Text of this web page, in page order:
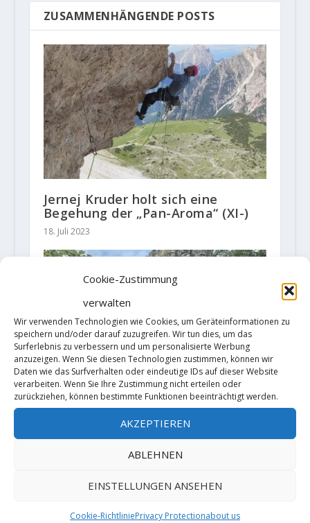
Cookie-Zustimmung
verwalten
Wir verwenden Technologien wie Cookies, um Geräteinformationen zu
speichern und/oder darauf zuzugreifen. Wir tun dies, um das
Surferlebnis zu verbessern und um personalisierte Werbung
anzuzeigen. Wenn Sie diesen Technologien zustimmen, können wir
Daten wie das Surfverhalten oder eindeutige IDs auf dieser Website
verarbeiten. Wenn Sie Ihre Zustimmung nicht erteilen oder
zurückziehen, können bestimmte Funktionen beeinträchtigt werden.
AKZEPTIEREN
ABLEHNEN
EINSTELLUNGEN ANSEHEN
Cookie-RichtliniePrivacy Protectionabout us
ZUSAMMENHÄNGENDE POSTS
Jernej Kruder holt sich eine
Begehung der „Pan-Aroma“ (XI-)
18. Juli 2023
Neues aus den Klettergebieten:
Das Kletterverbot an der Badener
Wand ist vor Gericht